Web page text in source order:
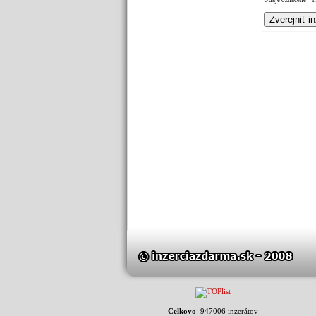
Celkovo: 947006 inzerátov